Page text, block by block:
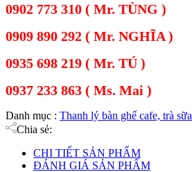
0902 773 310 ( Mr. TÙNG )
0909 890 292 ( Mr. NGHĨA )
0935 698 219 ( Mr. TÚ )
0937 233 863 ( Ms. Mai )
Danh mục : Thanh lý bàn ghế cafe, trà sữa
Chia sẻ:
CHI TIẾT SẢN PHẨM
ĐÁNH GIÁ SẢN PHẨM